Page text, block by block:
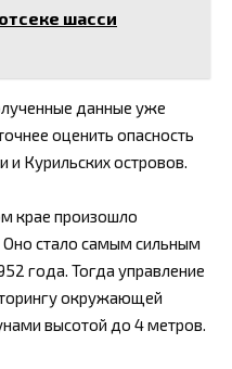
шасси
данные уже
оценить опасность
Курильских островов.
крае произошло
Оно стало самым сильным
года. Тогда управление
окружающей
высотой до 4 метров.